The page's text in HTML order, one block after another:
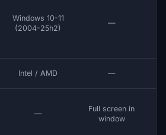
Windows 10-11
(2004-25h2)
—
Intel / AMD —
—
Full screen in
window